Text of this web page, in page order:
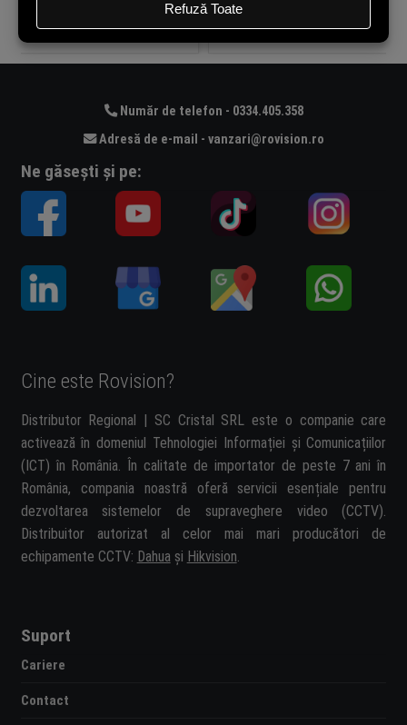
Adaugă în coș Adaugă în coș
Număr de telefon - 0334.405.358
Adresă de e-mail - vanzari@rovision.ro
Ne găsești și pe:
Cine este Rovision?
Distributor Regional | SC Cristal SRL este o companie care
activează în domeniul Tehnologiei Informației și Comunicațiilor
(ICT) în România. În calitate de importator de peste 7 ani în
România, compania noastră oferă servicii esențiale pentru
dezvoltarea sistemelor de supraveghere video (CCTV).
Distribuitor autorizat al celor mai mari producători de
echipamente CCTV: Dahua și Hikvision.
Suport
Cariere
Contact